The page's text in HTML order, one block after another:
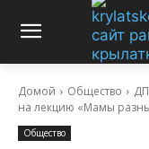
Домой Общество
на лекцию «Мамы
Общество